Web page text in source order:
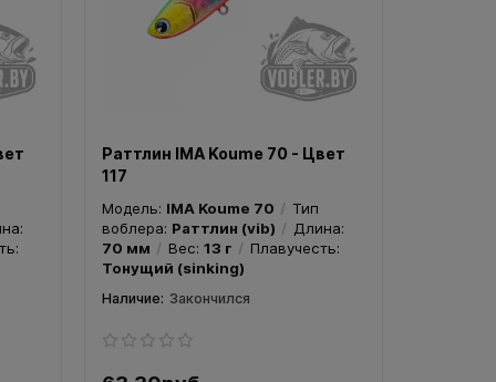
Раттлин IMA Koume 70 - Цвет
117
Модель: IMA Koume 70
Тип
воблера: Раттлин (vib)
Длина:
70 мм
Вес: 13 г
Плавучесть:
Тонущий (sinking)
Закончился